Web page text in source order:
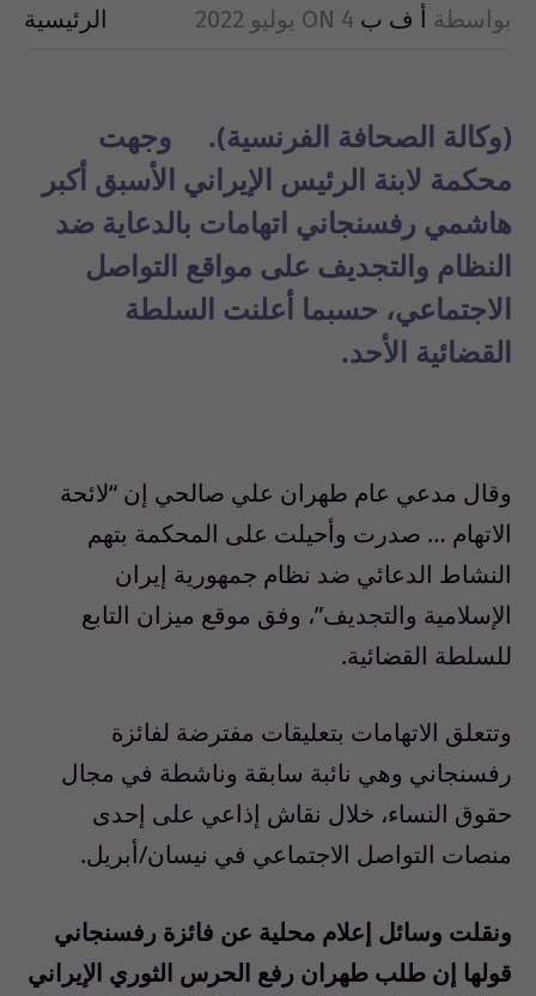
بواسطة أ ف ب ON 4 يوليو 2022 الرئيسية
(وكالة الصحافة الفرنسية). وجهت
محكمة لابنة الرئيس الإيراني الأسبق أكبر
هاشمي رفسنجاني اتهامات بالدعاية ضد
النظام والتجديف على مواقع التواصل
الاجتماعي، حسبما أعلنت السلطة
القضائية الأحد.
وقال مدعي عام طهران علي صالحي إن “لائحة
الاتهام … صدرت وأحيلت على المحكمة بتهم
النشاط الدعائي ضد نظام جمهورية إيران
الإسلامية والتجديف”، وفق موقع ميزان التابع
للسلطة القضائية.
وتتعلق الاتهامات بتعليقات مفترضة لفائزة
رفسنجاني وهي نائبة سابقة وناشطة في مجال
حقوق النساء، خلال نقاش إذاعي على إحدى
منصات التواصل الاجتماعي في نيسان/أبريل.
ونقلت وسائل إعلام محلية عن فائزة رفسنجاني
قولها إن طلب طهران رفع الحرس الثوري الإيراني